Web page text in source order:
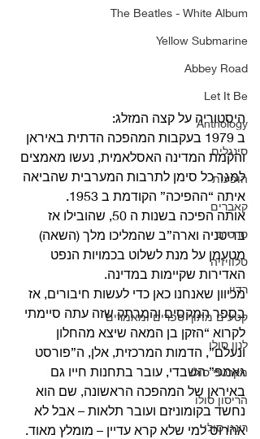
The Beatles - White Album
Yellow Submarine
Abbey Road
Let It Be
Anthology
סינגלים
הופעות
קאברים
סרטים
טלוויזיה
רדיו
קטעים מתוך ספרים ומאמרים
לנון סולו
מקרטני סולו
הריסון סולו
רינגו סולו
היסטוריה על קצה המזלג:
ב 1979 בעקבות המהפכה הדתית באיראן
והקמת המדינה האסלאמית, נעשו מאמצים
למגר כל סימן לתרבות המערבית שהביאה
איתה “ההפיכה” הקודמת ב 1953.
אותה הפיכה בשנות ה 50, שהובילו אז
בריטניה וארה”ב שהמליכו מלך (השאה)
מטעמן על מנת לשלוט בכמויות הנפט
האדירות שקיימות במדינה.
מכיוון שאנחנו כאן כדי לעשות חיבורים, אז
בספר המקסים והמרתק שזה עתה סיימתי
לקרוא “הזקן בן המאה שיצא מהחלון
ונעלם”, הדמות המרכזית, אלן, ה”פורסט
גאמפ” השבדי, עובר בתחנות חייו גם
באיראן של המהפכה הראשונה, שם הוא
נחשד בקומוניזם ועובר תלאות – אבל לא
אהרוס למי שלא קרא עדיין – מומלץ מאוד.